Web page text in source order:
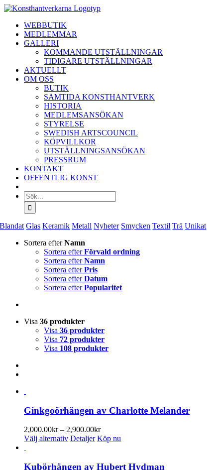
Fortsätt
innehålletWEBBUTIK
MEDLEMMAR
GALLERI
KOMMANDE UTSTÄLLNINGAR
TIDIGARE UTSTÄLLNINGAR
AKTUELLT
OM OSS
BUTIK
SAMTIDA KONSTHANTVERK
HISTORIA
MEDLEMSANSÖKAN
STYRELSE
SWEDISH ARTSCOUNCIL
KÖPVILLKOR
UTSTÄLLNINGSANSÖKAN
PRESSRUM
KONTAKT
OFFENTLIG KONST
Sök
efter:
Blandat Glas Keramik Metall Nyheter Smycken Textil Trä Unikat
Sortera efterNamn
Sortera efterFörvald ordning
Sortera efterNamn
Sortera efterPris
Sortera efterDatum
Sortera efterPopularitet
Visa 36 produkter
Visa 36 produkter
Visa 72 produkter
Visa 108 produkter
Ginkgoörhängen av Charlotte Melander
2,000.00kr – 2,900.00krPrisintervall:
2,000.00kr
Välj alternativ Den
har
Detaljer Köp nu
Kubörhängen av Hubert Hydman